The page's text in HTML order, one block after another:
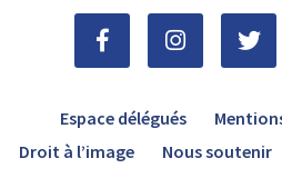
Espace délégués
Droit à l’image
Nous soutenir